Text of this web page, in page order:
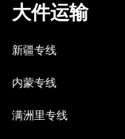
大件运输
新疆专线
内蒙专线
满洲里专线